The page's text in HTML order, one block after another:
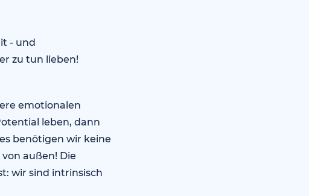
- und
zu tun lieben!
emotionalen
leben, dann
benötigen wir keine
außen! Die
wir sind intrinsisch